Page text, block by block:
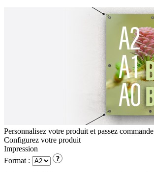
Personnalisez votre produit et passez commande
Configurez votre produit
Impression
Format :